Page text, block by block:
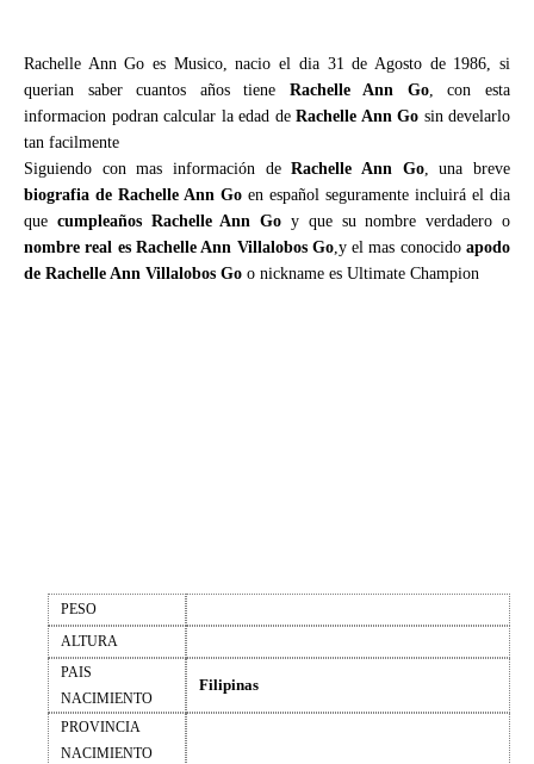
Rachelle Ann Go es Musico, nacio el dia 31 de Agosto de 1986, si
querian saber cuantos años tiene Rachelle Ann Go, con esta
informacion podran calcular la edad de Rachelle Ann Go sin develarlo
tan facilmente
Siguiendo con mas información deRachelle Ann Go, una breve
biografia de Rachelle Ann Go en español seguramente incluirá el dia
que cumpleaños Rachelle Ann Go y que su nombre verdadero o
nombre real es Rachelle Ann Villalobos Go,y el mas conocidoapodo
de Rachelle Ann Villalobos Go o nickname es Ultimate Champion
PESO
ALTURA
PAIS
NACIMIENTO
Filipinas
PROVINCIA
NACIMIENTO